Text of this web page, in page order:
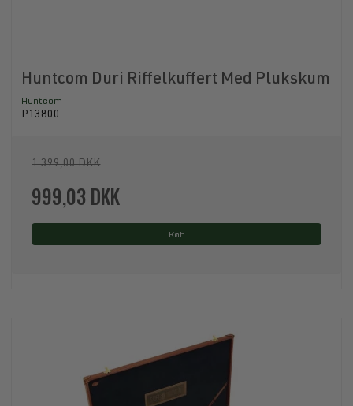
Huntcom Duri Riffelkuffert Med Plukskum
Huntcom
P13800
1.399,00 DKK
999,03 DKK
Køb